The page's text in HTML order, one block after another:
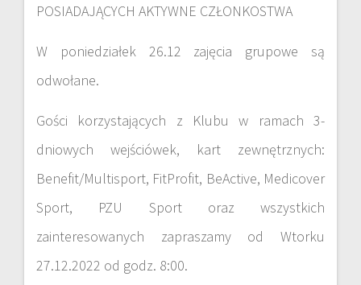
POSIADAJĄCYCH AKTYWNE CZŁONKOSTWA
W poniedziałek 26.12 zajęcia grupowe są
odwołane.
Gości korzystających z Klubu w ramach 3-
dniowych wejściówek, kart zewnętrznych:
Benefit/Multisport, FitProfit, BeActive, Medicover
Sport, PZU Sport oraz wszystkich
zainteresowanych zapraszamy od Wtorku
27.12.2022 od godz. 8:00.